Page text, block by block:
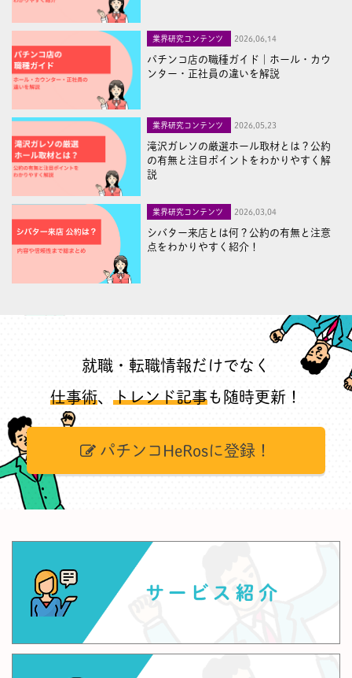
業界研究コンテンツ 2026,06,14
パチンコ店の職種ガイド｜ホール・カウ
ンター・正社員の違いを解説
業界研究コンテンツ 2026,05,23
滝沢ガレソの厳選ホール取材とは？公約
の有無と注目ポイントをわかりやすく解
説
業界研究コンテンツ 2026,03,04
シバター来店とは何？公約の有無と注意
点をわかりやすく紹介！
就職・転職情報だけでなく
仕事術、 トレンド記事も随時更新！
パチンコHeRosに登録！